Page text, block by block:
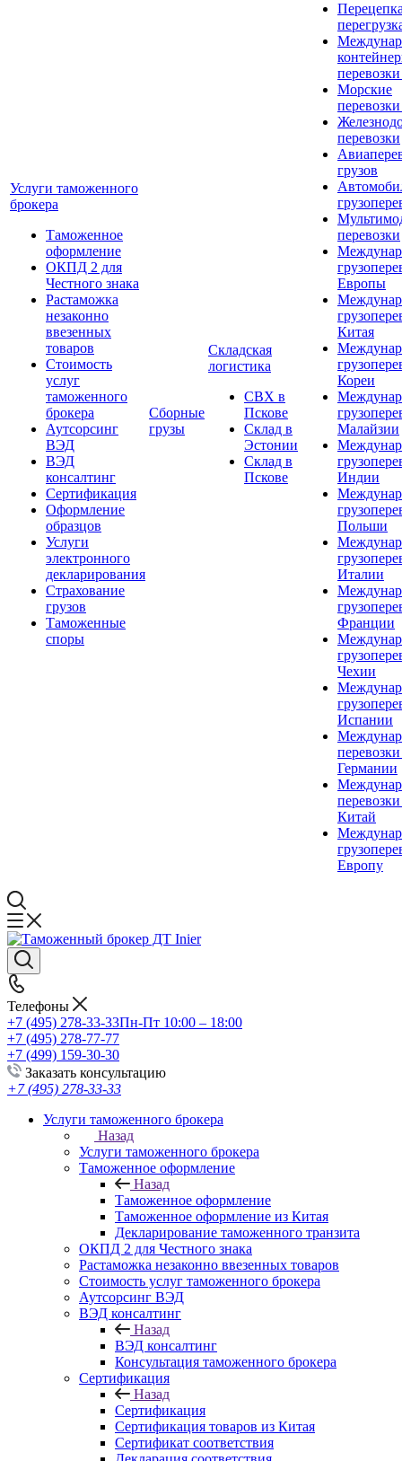
Услуги таможенного
брокера
Таможенное
оформление
ОКПД 2 для
Честного знака
Растаможка
незаконно
ввезенных
товаров
Стоимость
услуг
таможенного
брокера
Аутсорсинг
ВЭД
ВЭД
консалтинг
Сертификация
Оформление
образцов
Услуги
электронного
декларирования
Страхование
грузов
Таможенные
споры
Сборные
грузы
Складская
логистика
СВХ в
Пскове
Склад в
Эстонии
Склад в
Пскове
Морские
перевозки
грузов
перевозки
Европы
Китая
Кореи
Малайзии
Индии
Польши
Италии
Франции
Чехии
Испании
Германии
Китай
Европу
Телефоны
+7 (495) 278-33-33Пн-Пт 10:00 – 18:00
+7 (495) 278-77-77
+7 (499) 159-30-30
Заказать консультацию
+7 (495) 278-33-33
Услуги таможенного брокера
Назад
Услуги таможенного брокера
Таможенное оформление
Назад
Таможенное оформление
Таможенное оформление из Китая
Декларирование таможенного транзита
ОКПД 2 для Честного знака
Растаможка незаконно ввезенных товаров
Стоимость услуг таможенного брокера
Аутсорсинг ВЭД
ВЭД консалтинг
Назад
ВЭД консалтинг
Консультация таможенного брокера
Сертификация
Назад
Сертификация
Сертификация товаров из Китая
Сертификат соответствия